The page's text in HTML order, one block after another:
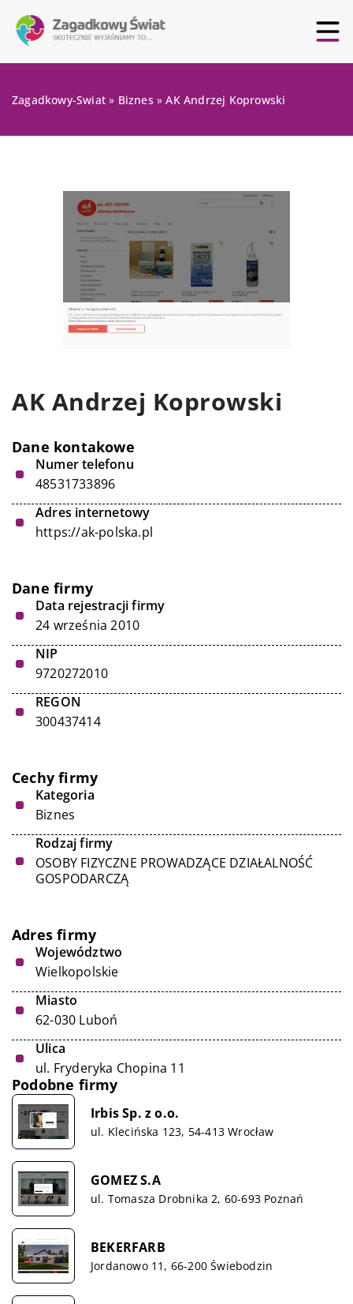
Zagadkowy-Swiat » Biznes »AK Andrzej Koprowski
AK Andrzej Koprowski
Dane kontakowe
Numer telefonu
48531733896
Adres internetowy
https://ak-polska.pl
Dane firmy
Data rejestracji firmy
24 września 2010
NIP
9720272010
REGON
300437414
Cechy firmy
Kategoria
Biznes
Rodzaj firmy
OSOBY FIZYCZNE PROWADZĄCE DZIAŁALNOŚĆ
GOSPODARCZĄ
Adres firmy
Województwo
Wielkopolskie
Miasto
62-030 Luboń
Ulica
ul. Fryderyka Chopina 11
Podobne firmy
Irbis Sp. z o.o.
ul. Klecińska 123, 54-413 Wrocław
GOMEZ S.A
ul. Tomasza Drobnika 2, 60-693 Poznań
BEKERFARB
Jordanowo 11, 66-200 Świebodzin